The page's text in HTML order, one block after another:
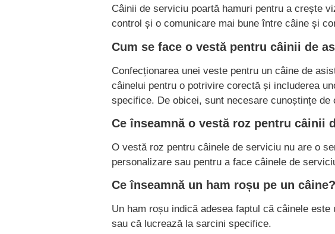
Câinii de serviciu poartă hamuri pentru a crește
control și o comunicare mai bune între câine și
Cum se face o vestă pentru câinii de
Confecționarea unei veste pentru un câine de
câinelui pentru o potrivire corectă și includerea
specifice. De obicei, sunt necesare cunoștințe
Ce înseamnă o vestă roz pentru câinii
O vestă roz pentru câinele de serviciu nu are o
personalizare sau pentru a face câinele de
Ce înseamnă un ham roșu pe un câine?
Un ham roșu indică adesea faptul că câinele
sau că lucrează la sarcini specifice.